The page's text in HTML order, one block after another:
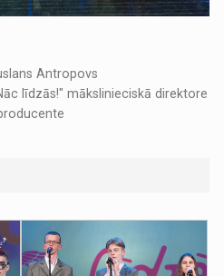
Antropovs
līdzās!" mākslinieciskā direktore